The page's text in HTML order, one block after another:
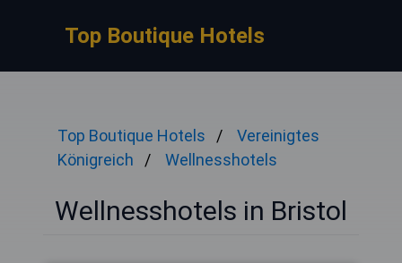
Top Boutique Hotels
Top Boutique Hotels
Vereinigtes
Königreich
Wellnesshotels
Wellnesshotels in Bristol